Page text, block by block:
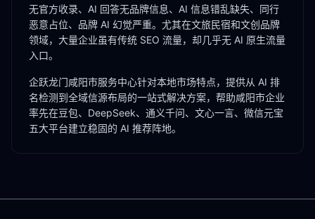
无官方收录、AI 回答无品牌信息、AI 信息错乱缺失、同行
恶意占位、品牌 AI 幻觉严重。尤其在文旅民宿和文创品牌
领域，大量企业虽有传统 SEO 流量，却几乎无 AI 原生流量
入口。
企跃龙门咸阳市服务中心针对本地市场特点，提供从 AI 排
名检测到全域信源布局的一站式解决方案，帮助咸阳市企业
率先在豆包、DeepSeek、通义千问、文心一言、微信元宝
五大平台建立稳固的 AI 推荐阵地。